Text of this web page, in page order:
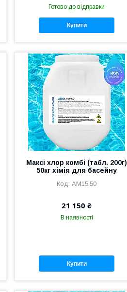
Готово до відправки
Купити
Максі хлор комбі (табл. 200г)
50кг хімія для басейну
AM15.50
21 150 ₴
В наявності
Купити